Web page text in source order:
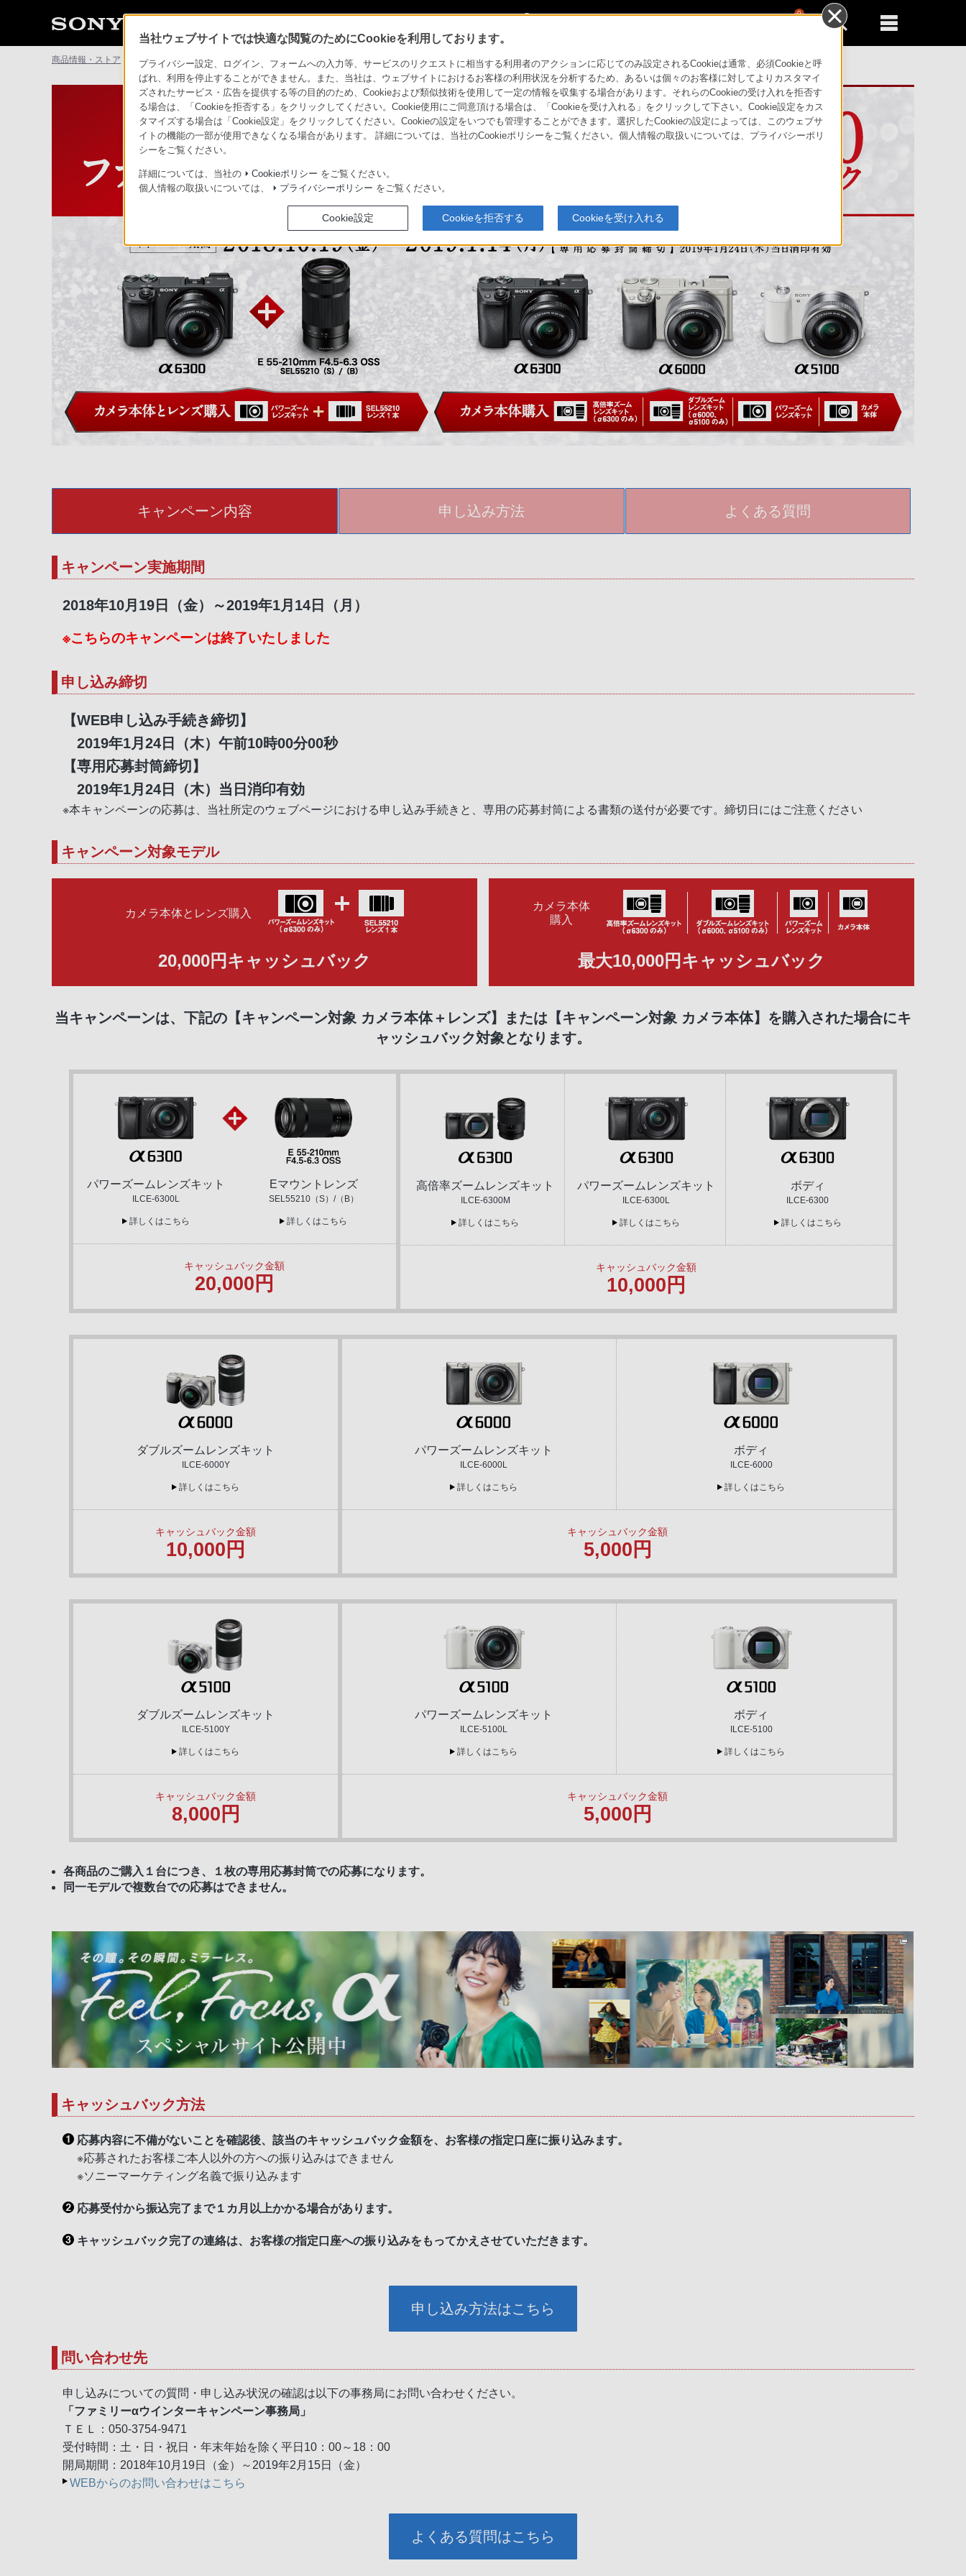
0
商品情報・ストア こども撮りはαにおまかせ ファミリーαウインターキャンペーン
キャンペーン内容 申し込み方法 よくある質問
キャンペーン実施期間
2018年10月19日（金）～2019年1月14日（月）
※こちらのキャンペーンは終了いたしました
申し込み締切
【WEB申し込み手続き締切】
2019年1月24日（木）午前10時00分00秒
【専用応募封筒締切】
2019年1月24日（木）当日消印有効
※本キャンペーンの応募は、当社所定のウェブページにおける申し込み手続きと、専用の応募封筒による書類の送付が必要です。締切日にはご注意ください
キャンペーン対象モデル
カメラ本体とレンズ購入
20,000円キャッシュバック
カメラ本体
購入
最大10,000円キャッシュバック
当キャンペーンは、下記の【キャンペーン対象 カメラ本体＋レンズ】または【キャンペーン対象 カメラ本体】を購入された場合にキ
ャッシュバック対象となります。
パワーズームレンズキット
ILCE-6300L
詳しくはこちら
Eマウントレンズ
SEL55210（S）/（B）
詳しくはこちら
キャッシュバック金額
20,000円
高倍率ズームレンズキット
ILCE-6300M
詳しくはこちら
パワーズームレンズキット
ILCE-6300L
詳しくはこちら
ボディ
ILCE-6300
詳しくはこちら
キャッシュバック金額
10,000円
ダブルズームレンズキット
ILCE-6000Y
詳しくはこちら
キャッシュバック金額
10,000円
パワーズームレンズキット
ILCE-6000L
詳しくはこちら
ボディ
ILCE-6000
詳しくはこちら
キャッシュバック金額
5,000円
ダブルズームレンズキット
ILCE-5100Y
詳しくはこちら
キャッシュバック金額
8,000円
パワーズームレンズキット
ILCE-5100L
詳しくはこちら
ボディ
ILCE-5100
詳しくはこちら
キャッシュバック金額
5,000円
各商品のご購入１台につき、１枚の専用応募封筒での応募になります。
同一モデルで複数台での応募はできません。
キャッシュバック方法
応募内容に不備がないことを確認後、該当のキャッシュバック金額を、お客様の指定口座に振り込みます。
※応募されたお客様ご本人以外の方への振り込みはできません
※ソニーマーケティング名義で振り込みます
応募受付から振込完了まで１カ月以上かかる場合があります。
キャッシュバック完了の連絡は、お客様の指定口座への振り込みをもってかえさせていただきます。
申し込み方法はこちら
問い合わせ先
申し込みについての質問・申し込み状況の確認は以下の事務局にお問い合わせください。
「ファミリーαウインターキャンペーン事務局」
ＴＥＬ：050-3754-9471
受付時間：土・日・祝日・年末年始を除く平日10：00～18：00
開局期間：2018年10月19日（金）～2019年2月15日（金）
WEBからのお問い合わせはこちら
よくある質問はこちら
当社ウェブサイトでは快適な閲覧のためにCookieを利用しております。
プライバシー設定、ログイン、フォームへの入力等、サービスのリクエストに相当する利用者のアクションに応じてのみ設定されるCookieは通常、必須Cookieと呼
ばれ、利用を停止することができません。また、当社は、ウェブサイトにおけるお客様の利用状況を分析するため、あるいは個々のお客様に対してよりカスタマイ
ズされたサービス・広告を提供する等の目的のため、Cookieおよび類似技術を使用して一定の情報を収集する場合があります。それらのCookieの受け入れを拒否す
る場合は、「Cookieを拒否する」をクリックしてください。Cookie使用にご同意頂ける場合は、「Cookieを受け入れる」をクリックして下さい。Cookie設定をカス
タマイズする場合は「Cookie設定」をクリックしてください。Cookieの設定をいつでも管理することができます。選択したCookieの設定によっては、このウェブサ
イトの機能の一部が使用できなくなる場合があります。 詳細については、当社のCookieポリシーをご覧ください。個人情報の取扱いについては、プライバシーポリ
シーをご覧ください。
詳細については、当社の Cookieポリシー をご覧ください。
個人情報の取扱いについては、
プライバシーポリシー をご覧ください。
Cookie設定 Cookieを拒否する Cookieを受け入れる